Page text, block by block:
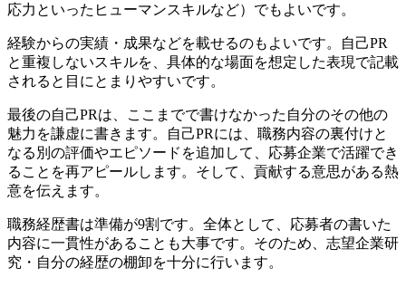
応力といったヒューマンスキルなど）でもよいです。
経験からの実績・成果などを載せるのもよいです。自己PR
と重複しないスキルを、具体的な場面を想定した表現で記載
されると目にとまりやすいです。
最後の自己PRは、ここまでで書けなかった自分のその他の
魅力を謙虚に書きます。自己PRには、職務内容の裏付けと
なる別の評価やエピソードを追加して、応募企業で活躍でき
ることを再アピールします。そして、貢献する意思がある熱
意を伝えます。
職務経歴書は準備が9割です。全体として、応募者の書いた
内容に一貫性があることも大事です。そのため、志望企業研
究・自分の経歴の棚卸を十分に行います。